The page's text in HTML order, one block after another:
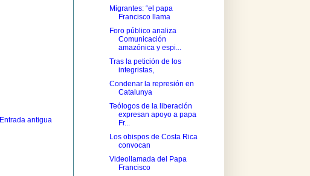
Entrada antigua
Migrantes: “el papa
Francisco llama
Foro público analiza
Comunicación
amazónica y espi...
Tras la petición de los
integristas,
Condenar la represión en
Catalunya
Teólogos de la liberación
expresan apoyo a papa
Fr...
Los obispos de Costa Rica
convocan
Videollamada del Papa
Francisco